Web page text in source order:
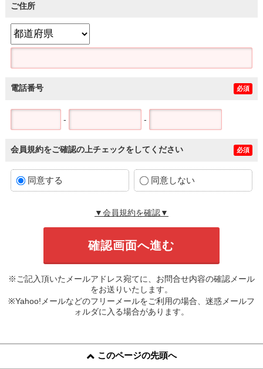
ご住所
電話番号 必須
- -
会員規約をご確認の上チェックをしてください 必須
同意する 同意しない
▼会員規約を確認▼
※ご記入頂いたメールアドレス宛てに、お問合せ内容の確認メール
をお送りいたします。
※Yahoo!メールなどのフリーメールをご利用の場合、迷惑メールフ
ォルダに入る場合があります。
このページの先頭へ